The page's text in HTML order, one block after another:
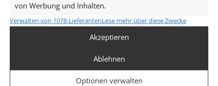
von Werbung und Inhalten.
Verwalten von 1078-LieferantenLese mehr über diese Zwecke
Akzeptieren
Ablehnen
Optionen verwalten
Glühbirnenersatz
80W
Mehr anzeigen
Ähnliche Produkte